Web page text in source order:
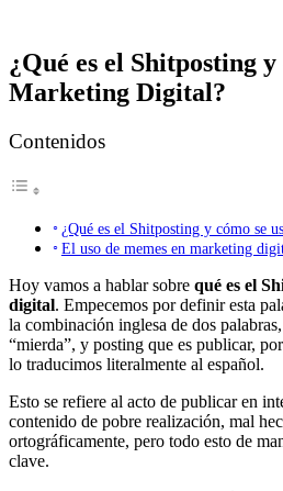
¿Qué es el Shitposting y
Marketing Digital?
Contenidos
¿Qué es el Shitposting y cómo se
El uso de memes en marketing
Hoy vamos a hablar sobre qué es el
digital. Empecemos por definir esta
la combinación inglesa de dos
“mierda”, y posting que es publicar,
lo traducimos literalmente al español.
Esto se refiere al acto de publicar en
contenido de pobre realización, mal
ortográficamente, pero todo esto de
clave.